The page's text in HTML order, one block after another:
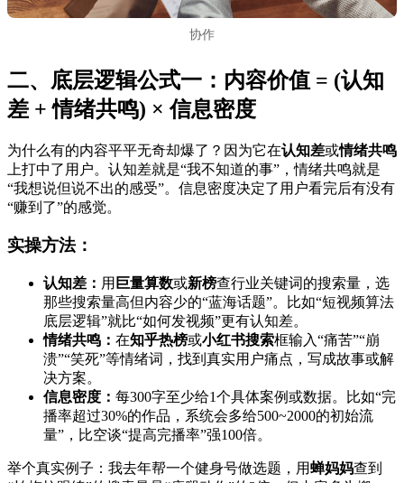
协作
二、底层逻辑公式一：内容价值 = (认知
差 + 情绪共鸣) × 信息密度
为什么有的内容平平无奇却爆了？因为它在认知差或情绪共鸣
上打中了用户。认知差就是“我不知道的事”，情绪共鸣就是
“我想说但说不出的感受”。信息密度决定了用户看完后有没有
“赚到了”的感觉。
实操方法：
认知差： 用 巨量算数或新榜查行业关键词的搜索量，选
那些搜索量高但内容少的“蓝海话题”。比如“短视频算法
底层逻辑”就比“如何发视频”更有认知差。
情绪共鸣： 在知乎热榜或小红书搜索框输入“痛苦”“崩
溃”“笑死”等情绪词，找到真实用户痛点，写成故事或解
决方案。
信息密度： 每300字至少给1个具体案例或数据。比如“完
播率超过30%的作品，系统会多给500~2000的初始流
量”，比空谈“提高完播率”强100倍。
举个真实例子：我去年帮一个健身号做选题，用蝉妈妈查到